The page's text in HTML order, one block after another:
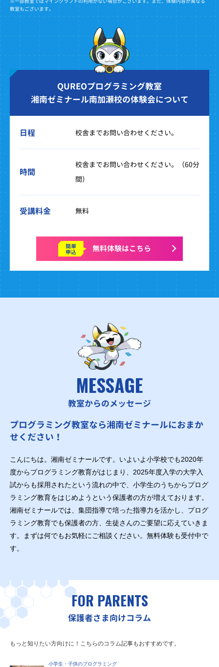
教室もございます。
QUREOプログラミング教室
湘南ゼミナール南加瀬校の体験会について
日程 校舎までお問い合わせください。
時間
校舎までお問い合わせください。（60分
間）
受講料金 無料
簡単
申込 無料体験はこちら
MESSAGE
教室からのメッセージ
プログラミング教室なら湘南ゼミナールにおまか
せください！
こんにちは。湘南ゼミナールです。いよいよ小学校でも2020年
度からプログラミング教育がはじまり、2025年度入学の大学入
試からも採用されたという流れの中で、小学生のうちからプログ
ラミング教育をはじめようという保護者の方が増えております。
湘南ゼミナールでは、集団指導で培った指導力を活かし、プログ
ラミング教育でも保護者の方、生徒さんのご要望に応えていきま
す。まずは何でもお気軽にご相談ください。無料体験も受付中で
す。
FOR PARENTS
保護者さま向けコラム
もっと知りたい方向けに！こちらのコラム記事もおすすめです。
小学生・子供のプログラミング